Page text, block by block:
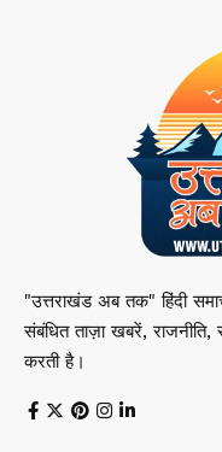
"उत्तराखंड अब तक" हिंदी
संबंधित ताज़ा खबरें,
करती है।